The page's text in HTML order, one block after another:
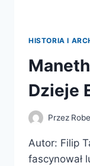
HISTORIA I
Dzieje
Przez
Autor: Filip
fascynował